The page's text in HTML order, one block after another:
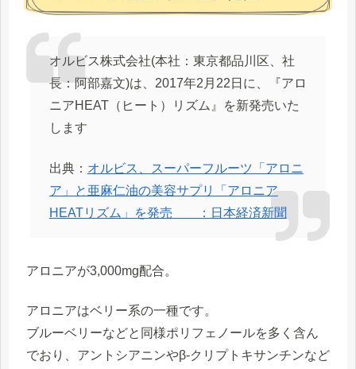
オルビス株式会社(本社：東京都品川区、社
長：阿部嘉文)は、2017年2月22日に、『アロ
ニアHEAT（ヒート）リズム』を新発売いた
します
出典： オルビス、スーパーフルーツ「アロニ
ア」と亜麻仁油の美容サプリ「アロニア
HEATリズム」を発売 ：日本経済新聞
アロニアが3,000mg配合。
アロニアはベリー系の一種です。
ブルーベリーなどと同様ポリフェノールを多く含ん
でおり、アントシアニンやβ-クリプトキサンチンなど